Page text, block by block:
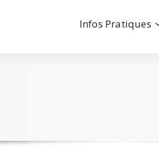
Infos Pratiques